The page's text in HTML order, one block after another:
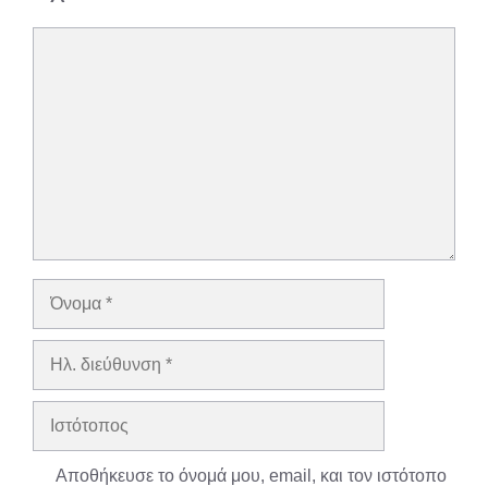
Όνομα
Ηλ.
Ιστότοπος
Αποθήκευσε το όνομά μου, email, και τον ιστότοπο